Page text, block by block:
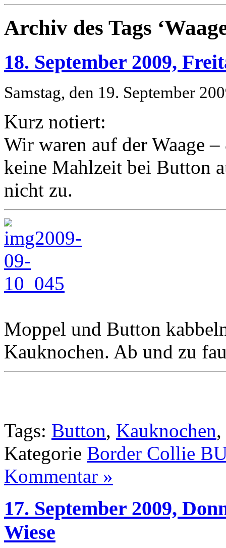
Archiv des Tags
18. September 2009,
Samstag, den 19. September
Kurz notiert:
Wir waren auf der Waage
keine Mahlzeit bei Button
nicht zu.
Moppel und Button
Kauknochen. Ab und zu
Tags: Button, Kauknochen,
Kategorie Border Collie
Kommentar »
17. September 2009,
Wiese